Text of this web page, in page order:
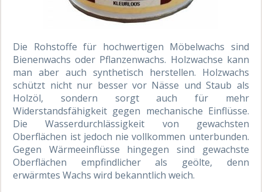
Die Rohstoffe für hochwertigen Möbelwachs sind
Bienenwachs oder Pflanzenwachs. Holzwachse kann
man aber auch synthetisch herstellen. Holzwachs
schützt nicht nur besser vor Nässe und Staub als
Holzöl, sondern sorgt auch für mehr
Widerstandsfähigkeit gegen mechanische Einflüsse.
Die Wasserdurchlässigkeit von gewachsten
Oberflächen ist jedoch nie vollkommen unterbunden.
Gegen Wärmeeinflüsse hingegen sind gewachste
Oberflächen empfindlicher als geölte, denn
erwärmtes Wachs wird bekanntlich weich.